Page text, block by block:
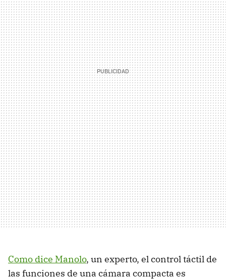
Como dice Manolo, un experto, el control táctil de
las funciones de una cámara compacta es